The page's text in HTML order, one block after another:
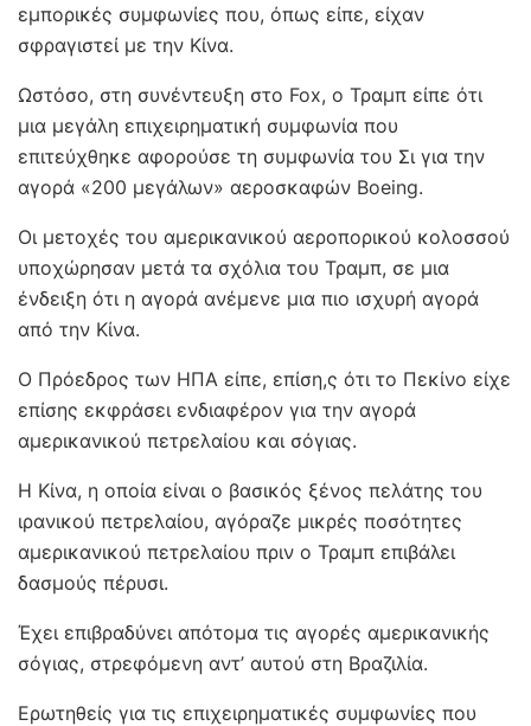
εμπορικές συμφωνίες που, όπως είπε, είχαν
σφραγιστεί με την Κίνα.
Ωστόσο, στη συνέντευξη στο Fox, ο Τραμπ είπε ότι
μια μεγάλη επιχειρηματική συμφωνία που
επιτεύχθηκε αφορούσε τη συμφωνία του Σι για την
αγορά «200 μεγάλων» αεροσκαφών Boeing.
Οι μετοχές του αμερικανικού αεροπορικού κολοσσού
υποχώρησαν μετά τα σχόλια του Τραμπ, σε μια
ένδειξη ότι η αγορά ανέμενε μια πιο ισχυρή αγορά
από την Κίνα.
Ο Πρόεδρος των ΗΠΑ είπε, επίση,ς ότι το Πεκίνο είχε
επίσης εκφράσει ενδιαφέρον για την αγορά
αμερικανικού πετρελαίου και σόγιας.
Η Κίνα, η οποία είναι ο βασικός ξένος πελάτης του
ιρανικού πετρελαίου, αγόραζε μικρές ποσότητες
αμερικανικού πετρελαίου πριν ο Τραμπ επιβάλει
δασμούς πέρυσι.
Έχει επιβραδύνει απότομα τις αγορές αμερικανικής
σόγιας, στρεφόμενη αντ’ αυτού στη Βραζιλία.
Ερωτηθείς για τις επιχειρηματικές συμφωνίες που